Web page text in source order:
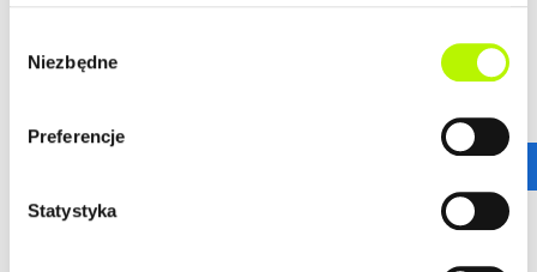
zgody
Niezbędne
Preferencje
Statystyka
ul. Wojska Polskiego - Głogów Młp.